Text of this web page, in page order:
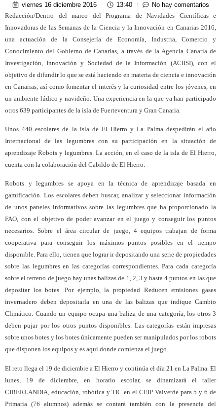
viernes 16 diciembre 2016 13:40
No hay comentarios
Redacción/Dentro del marco del Programa de Navidades Científicas e
Innovadoras de las Semanas de la Ciencia y la Innovación en Canarias 2016,
una actuación de la Consejería de Economía, Industria, Comercio y
Conocimiento del Gobierno de Canarias, a través de la Agencia Canaria de
Investigación, Innovación y Sociedad de la Información (ACIISI), con el
objetivo de difundir lo que se está haciendo en materia de ciencia e innovación
en Canarias, así como fomentar el interés y la curiosidad entre los jóvenes, en
un ambiente lúdico y navideño. Una experiencia en la que ya han participado
otros 639 participantes de la isla de Fuerteventura y Gran Canaria.
Unos 440 escolares de la isla de El Hierro y La Palma despedirán el año
Internacional de las legumbres con su participación en la situación de
aprendizaje Robots y legumbres. La acción, en el caso de la isla de El Hierro,
cuenta con la colaboración del Cabildo de El Hierro.
Robots y legumbres se apoya en la técnica de aprendizaje basada en
gamificación. Los escolares deben buscar, analizar y seleccionar información
de unos paneles informativos sobre las legumbres que ha proporcionado la
FAO, con el objetivo de poder avanzar en el juego y conseguir los puntos
necesarios. Sobre el área circular de juego, 4 equipos trabajan de forma
cooperativa para conseguir los máximos puntos posibles en el tiempo
disponible. Para ello, tienen que lograr ir depositando una serie de propiedades
sobre las legumbres en las categorías correspondientes. Para cada categoría
sobre el terreno de juego hay unas balizas de 1, 2, 3 y hasta 4 puntos en las que
depositar los botes. Por ejemplo, la propiedad Reducen emisiones gases
invernadero deben depositarla en una de las balizas que indique Cambio
Climático. Cuando un equipo ocupa una baliza de una categoría, los otros 3
deben pujar por los otros puntos disponibles. Las categorías están impresas
sobre unos botes y los botes únicamente pueden ser manipulados por los robots
que disponen los equipos y es aquí donde comienza el juego.
El reto llega el 19 de diciembre a El Hierro y continúa el día 21 en La Palma. El
lunes, 19 de diciembre, en horario escolar, se dinamizará el taller
CIBERLANDIA, educación, robótica y TIC en el CEIP Valverde para 5 y 6 de
Primaria (76 alumnos) además se contará también con la presencia del